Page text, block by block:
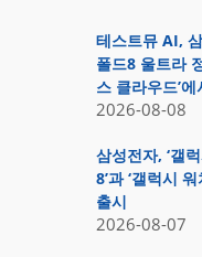
테스트뮤 AI,
폴드8 울트라
스 클라우드’
2026-08-08
삼성전자, ‘갤
8’과 ‘갤럭시
출시
2026-08-07